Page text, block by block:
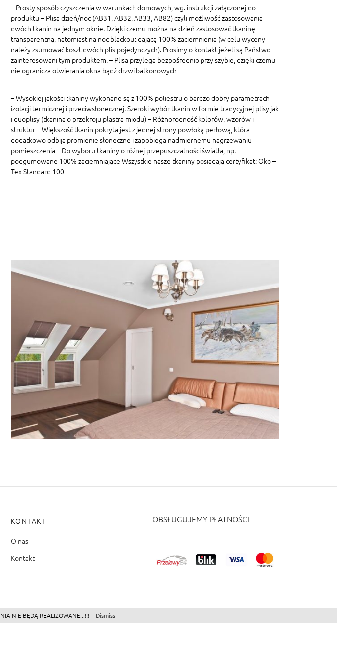
– Prosty sposób czyszczenia w warunkach domowych, wg. instrukcji załączonej do
produktu – Plisa dzień/noc (AB31, AB32, AB33, AB82) czyli możliwość zastosowania
dwóch tkanin na jednym oknie. Dzięki czemu można na dzień zastosować tkaninę
transparentną, natomiast na noc blackout dającą 100% zaciemnienia (w celu wyceny
należy zsumować koszt dwóch plis pojedynczych). Prosimy o kontakt jeżeli są Państwo
zainteresowani tym produktem. – Plisa przylega bezpośrednio przy szybie, dzięki czemu
nie ogranicza otwierania okna bądź drzwi balkonowych
– Wysokiej jakości tkaniny wykonane są z 100% poliestru o bardzo dobry parametrach
izolacji termicznej i przeciwsłonecznej. Szeroki wybór tkanin w formie tradycyjnej plisy jak
i duoplisy (tkanina o przekroju plastra miodu) – Różnorodność kolorów, wzorów i
struktur – Większość tkanin pokryta jest z jednej strony powłoką perłową, która
dodatkowo odbija promienie słoneczne i zapobiega nadmiernemu nagrzewaniu
pomieszczenia – Do wyboru tkaniny o różnej przepuszczalności światła, np.
podgumowane 100% zaciemniające Wszystkie nasze tkaniny posiadają certyfikat: Oko –
Tex Standard 100
KONTAKT
O nas
Kontakt
OBSŁUGUJEMY PŁATNOŚCI
NIE BĘDĄ REALIZOWANE...!!! Dismiss